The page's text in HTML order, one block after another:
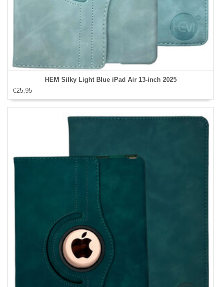
HEM Silky Light Blue iPad Air 13‑inch 2025
€25,95